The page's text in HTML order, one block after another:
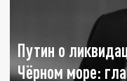
Путин о
Чёрном море: